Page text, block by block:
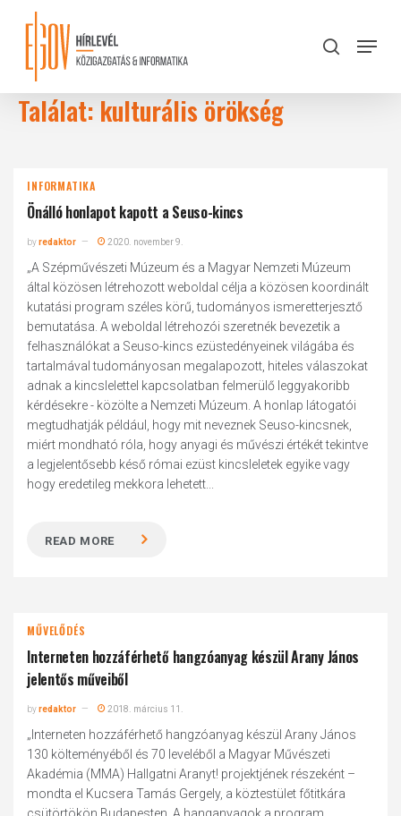
content
search
Menu
Találat: kulturális örökség
INFORMATIKA
Önálló honlapot kapott a Seuso-kincs
byredaktor 2020. november 9.
„A Szépművészeti Múzeum és a Magyar Nemzeti Múzeum
által közösen létrehozott weboldal célja a közösen koordinált
kutatási program széles körű, tudományos ismeretterjesztő
bemutatása. A weboldal létrehozói szeretnék bevezetik a
felhasználókat a Seuso-kincs ezüstedényeinek világába és
tartalmával tudományosan megalapozott, hiteles válaszokat
adnak a kincslelettel kapcsolatban felmerülő leggyakoribb
kérdésekre - közölte a Nemzeti Múzeum. A honlap látogatói
megtudhatják például, hogy mit neveznek Seuso-kincsnek,
miért mondható róla, hogy anyagi és művészi értékét tekintve
a legjelentősebb késő római ezüst kincsleletek egyike vagy
hogy eredetileg mekkora lehetett...
READ MORE
MŰVELŐDÉS
Interneten hozzáférhető hangzóanyag készül Arany János
jelentős műveiből
byredaktor 2018. március 11.
„Interneten hozzáférhető hangzóanyag készül Arany János
130 költeményéből és 70 leveléből a Magyar Művészeti
Akadémia (MMA) Hallgatni Aranyt! projektjének részeként –
mondta el Kucsera Tamás Gergely, a köztestület főtitkára
Close